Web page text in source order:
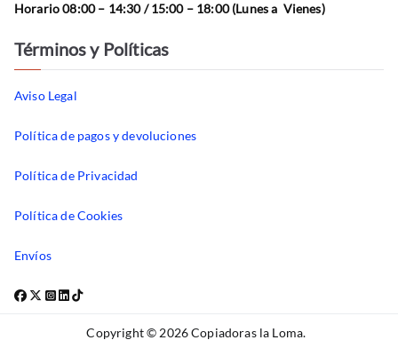
Horario 08:00 – 14:30 / 15:00 – 18:00 (Lunes a Vienes)
Términos y Políticas
Aviso Legal
Política de pagos y devoluciones
Política de Privacidad
Política de Cookies
Envíos
Copyright © 2026Copiadoras la Loma.